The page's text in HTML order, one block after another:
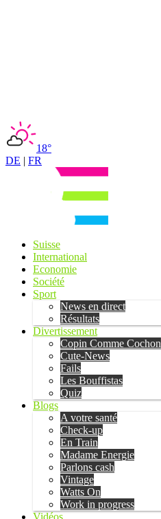
18°
DE | FR
Suisse
International
Economie
Société
Sport
News en direct
Résultats
Divertissement
Copin Comme Cochon
Cute-News
Fails
Les Bouffistas
Quiz
Blogs
A votre santé
Check-up
En Train
Madame Energie
Parlons cash
Vintage
Watts On
Work in progress
Vidéos